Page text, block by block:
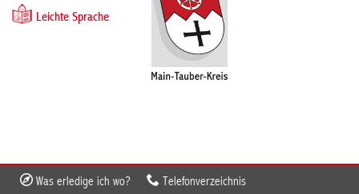
Leichte Sprache
Was erledige ich wo? Telefonverzeichnis